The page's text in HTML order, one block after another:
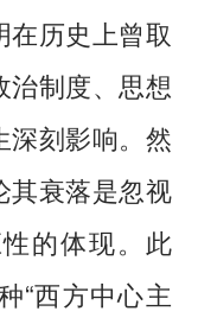
历史上曾取
治制度、思想
深刻影响。然
其衰落是忽视
的体现。此
“西方中心主